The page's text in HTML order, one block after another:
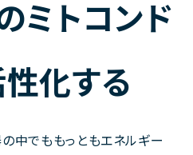
チナマンション聚楽B棟１F
ミトコンド
化する
中でももっともエネルギー